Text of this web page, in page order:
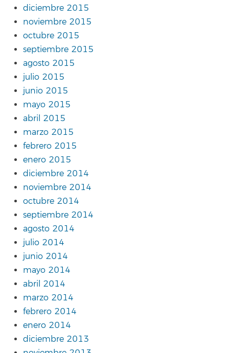
diciembre 2015
noviembre 2015
octubre 2015
septiembre 2015
agosto 2015
julio 2015
junio 2015
mayo 2015
abril 2015
marzo 2015
febrero 2015
enero 2015
diciembre 2014
noviembre 2014
octubre 2014
septiembre 2014
agosto 2014
julio 2014
junio 2014
mayo 2014
abril 2014
marzo 2014
febrero 2014
enero 2014
diciembre 2013